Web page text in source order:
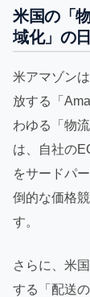
米国の「
域化」の
米アマゾン
放する「
わゆる「物
は、自社の
をサードパ
倒的な価格
す。
さらに、米
する「配送